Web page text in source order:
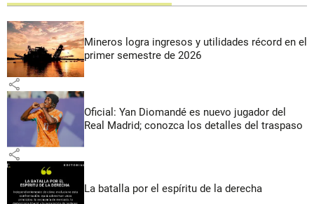
Mineros logra ingresos y utilidades récord en el
primer semestre de 2026
share
Oficial: Yan Diomandé es nuevo jugador del
Real Madrid; conozca los detalles del traspaso
share
La batalla por el espíritu de la derecha